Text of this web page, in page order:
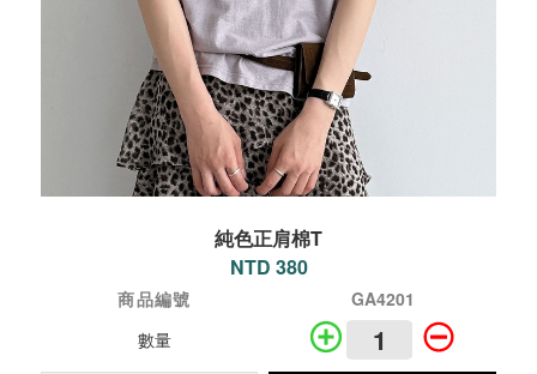
純色正肩棉T
NTD 380
商品編號
GA4201
數量